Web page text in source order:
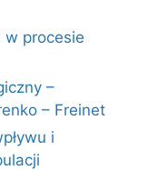
w procesie
–
– Freinet
i